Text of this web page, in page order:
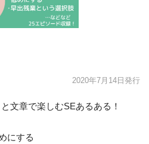
2020年7月14日発行
文章で楽しむSEあるある！
にする